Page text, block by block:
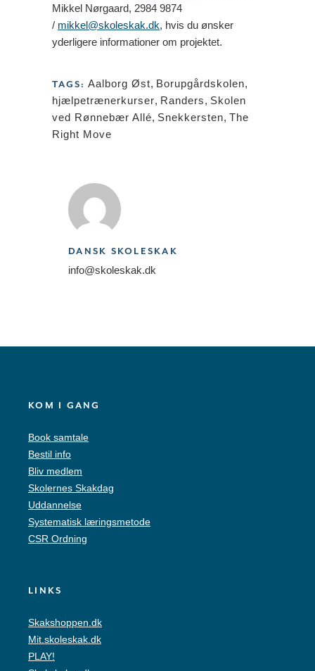
Mikkel Nørgaard, 2984 9874
/ mikkel@skoleskak.dk, hvis du ønsker
yderligere informationer om projektet.
TAGS: Aalborg Øst, Borupgårdskolen,
hjælpetrænerkurser, Randers, Skolen
ved Rønnebær Allé, Snekkersten, The
Right Move
DANSK SKOLESKAK
info@skoleskak.dk
KOM I GANG
Book samtale
Bestil info
Bliv medlem
Skolernes Skakdag
Uddannelse
Systematisk læringsmetode
CSR Ordning
LINKS
Skakshoppen.dk
Mit.skoleskak.dk
PLAY!